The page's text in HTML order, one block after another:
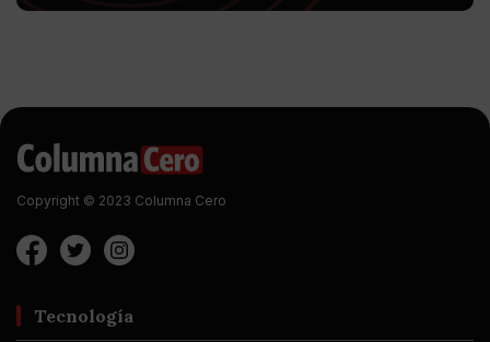
Copyright © 2023 Columna Cero
Tecnología